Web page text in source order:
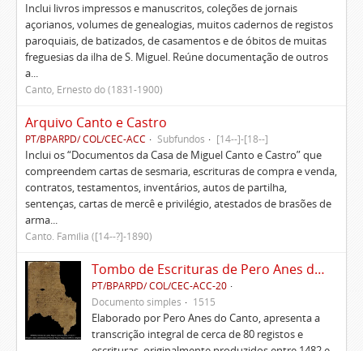
Inclui livros impressos e manuscritos, coleções de jornais
açorianos, volumes de genealogias, muitos cadernos de registos
paroquiais, de batizados, de casamentos e de óbitos de muitas
freguesias da ilha de S. Miguel. Reúne documentação de outros
a...
Canto, Ernesto do (1831-1900)
Arquivo Canto e Castro
PT/BPARPD/ COL/CEC-ACC Subfundos [14--]-[18--]
Inclui os “Documentos da Casa de Miguel Canto e Castro” que
compreendem cartas de sesmaria, escrituras de compra e venda,
contratos, testamentos, inventários, autos de partilha,
sentenças, cartas de mercê e privilégio, atestados de brasões de
arma...
Canto. Família ([14--?]-1890)
Tombo de Escrituras de Pero Anes do Canto
PT/BPARPD/ COL/CEC-ACC-20
Documento simples
1515
Elaborado por Pero Anes do Canto, apresenta a
transcrição integral de cerca de 80 registos e